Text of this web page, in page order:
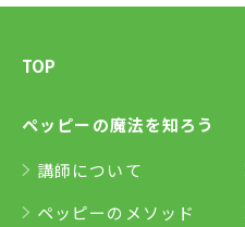
TOP
ペッピーの魔法を知ろう
講師について
ペッピーのメソッド